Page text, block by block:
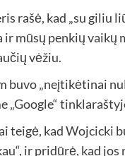
rašė, kad „su
mūsų penkių vaikų
vėžiu.
buvo „neįtikėtinai
„Google“
teigė, kad Wojcicki
ir pridūrė, kad